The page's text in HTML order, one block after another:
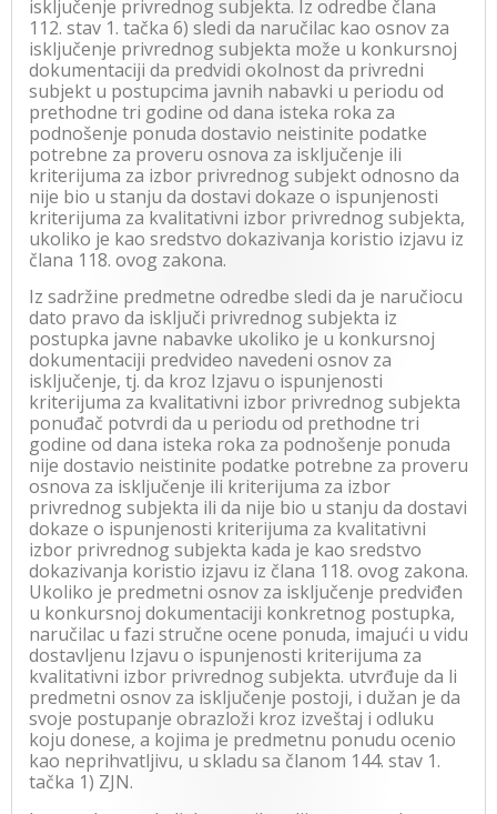
isključenje privrednog subjekta. Iz odredbe člana
112. stav 1. tačka 6) sledi da naručilac kao osnov za
isključenje privrednog subjekta može u konkursnoj
dokumentaciji da predvidi okolnost da privredni
subjekt u postupcima javnih nabavki u periodu od
prethodne tri godine od dana isteka roka za
podnošenje ponuda dostavio neistinite podatke
potrebne za proveru osnova za isključenje ili
kriterijuma za izbor privrednog subjekt odnosno da
nije bio u stanju da dostavi dokaze o ispunjenosti
kriterijuma za kvalitativni izbor privrednog subjekta,
ukoliko je kao sredstvo dokazivanja koristio izjavu iz
člana 118. ovog zakona.
Iz sadržine predmetne odredbe sledi da je naručiocu
dato pravo da isključi privrednog subjekta iz
postupka javne nabavke ukoliko je u konkursnoj
dokumentaciji predvideo navedeni osnov za
isključenje, tj. da kroz Izjavu o ispunjenosti
kriterijuma za kvalitativni izbor privrednog subjekta
ponuđač potvrdi da u periodu od prethodne tri
godine od dana isteka roka za podnošenje ponuda
nije dostavio neistinite podatke potrebne za proveru
osnova za isključenje ili kriterijuma za izbor
privrednog subjekta ili da nije bio u stanju da dostavi
dokaze o ispunjenosti kriterijuma za kvalitativni
izbor privrednog subjekta kada je kao sredstvo
dokazivanja koristio izjavu iz člana 118. ovog zakona.
Ukoliko je predmetni osnov za isključenje predviđen
u konkursnoj dokumentaciji konkretnog postupka,
naručilac u fazi stručne ocene ponuda, imajući u vidu
dostavljenu Izjavu o ispunjenosti kriterijuma za
kvalitativni izbor privrednog subjekta. utvrđuje da li
predmetni osnov za isključenje postoji, i dužan je da
svoje postupanje obrazloži kroz izveštaj i odluku
koju donese, a kojima je predmetnu ponudu ocenio
kao neprihvatljivu, u skladu sa članom 144. stav 1.
tačka 1) ZJN.